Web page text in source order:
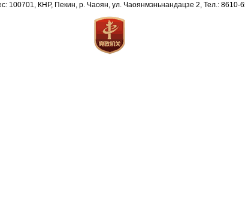
100701, КНР, Пекин, р. Чаоян, ул. Чаоянмэньнандацзе 2, Тел.: 8610-